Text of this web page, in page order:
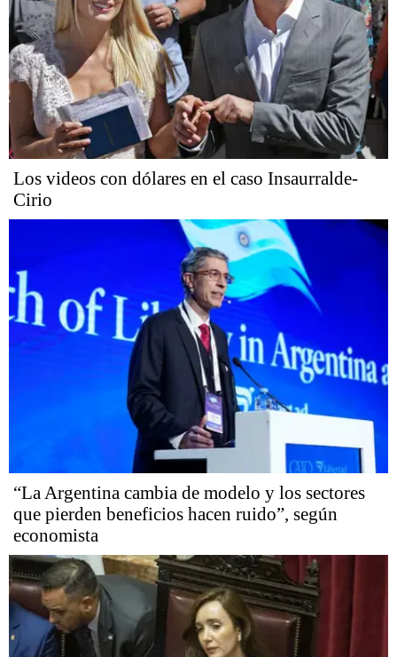
Los videos con dólares en el caso Insaurralde-
Cirio
“La Argentina cambia de modelo y los sectores
que pierden beneficios hacen ruido”, según
economista